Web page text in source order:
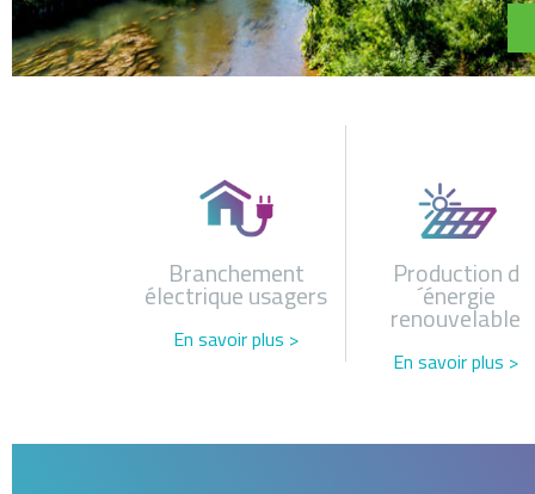
Branchement
électrique usagers
En savoir plus >
Production d
´énergie
renouvelable
En savoir plus >